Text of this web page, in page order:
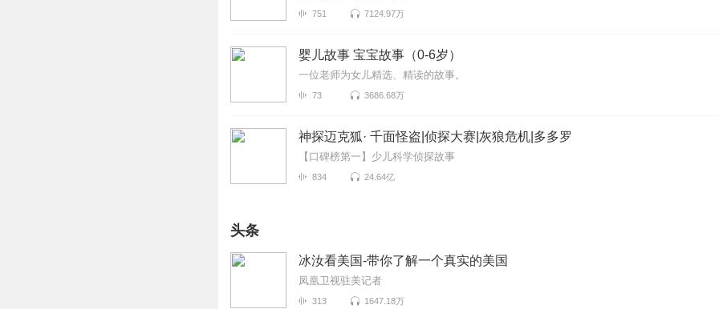
751 7124.97万
婴儿故事 宝宝故事（0-6岁）
一位老师为女儿精选、精读的故事。
73 3686.68万
神探迈克狐· 千面怪盗|侦探大赛|灰狼危机|多多罗
【口碑榜第一】少儿科学侦探故事
834 24.64亿
头条
冰汝看美国-带你了解一个真实的美国
凤凰卫视驻美记者
313 1647.18万